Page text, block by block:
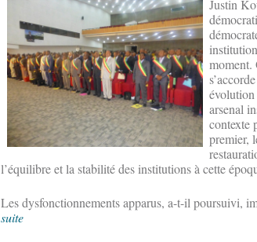
Justin
moment.
arsenal
contexte
premier,
l’équilibre et la stabilité des institutions à cette
Les dysfonctionnements apparus, a-t-il poursuivi,
suite